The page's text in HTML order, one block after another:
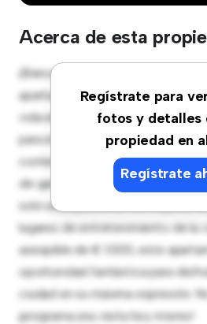
Acerca de esta
Regístrate para
fotos y detalles
propiedad en
Regístrate
¡Bienvenido a tu nuevo hogar en
apartamento de 2 habitaciones
vida elegante y acogedor. El
para el entretenimiento, y la
contemporáneo está equipada
de gama alta. Con su ubicación
solo unos pasos de los mejores
lugares de entretenimiento de la
asequible de € 1.000, este
oportunidad fantástica para
ciudad en su máxima expresión.
¡programa una visita hoy mismo!